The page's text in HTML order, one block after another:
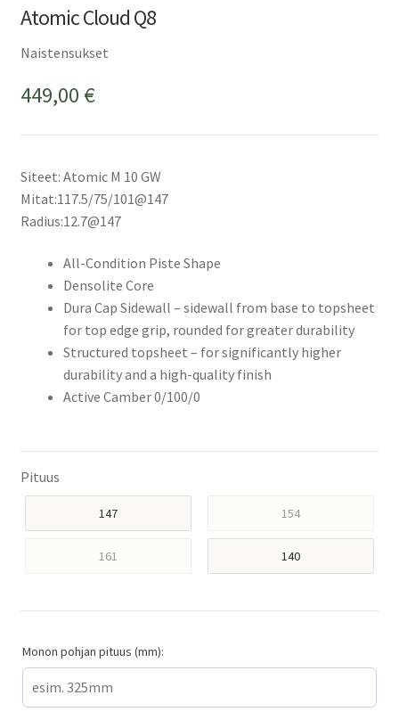
Atomic Cloud Q8
Naistensukset
449,00 €
Siteet: Atomic M 10 GW
Mitat:117.5/75/101@147
Radius:12.7@147
All-Condition Piste Shape
Densolite Core
Dura Cap Sidewall – sidewall from base to topsheet
for top edge grip, rounded for greater durability
Structured topsheet – for significantly higher
durability and a high-quality finish
Active Camber 0/100/0
Pituus
147 154
161 140
Monon pohjan pituus (mm):